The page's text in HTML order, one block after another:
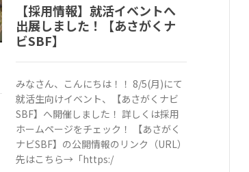
【採用情報】就活イベントへ
出展しました！【あさがくナ
ビSBF】
みなさん、こんにちは！！ 8/5(月)にて
就活生向けイベント、【あさがくナビ
SBF】へ開催しました！ 詳しくは採用
ホームページをチェック！ 【あさがく
ナビSBF】の公開情報のリンク（URL）
先はこちら→「https:/
三重県の
て、優良
後とも東
願い致し